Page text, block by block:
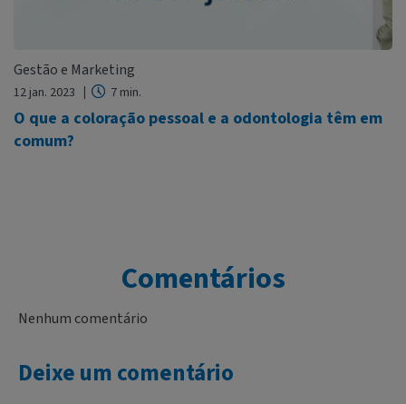
Gestão e Marketing
12 jan. 2023 7 min.
O que a coloração pessoal e a odontologia têm em
comum?
Comentários
Nenhum comentário
Deixe um comentário